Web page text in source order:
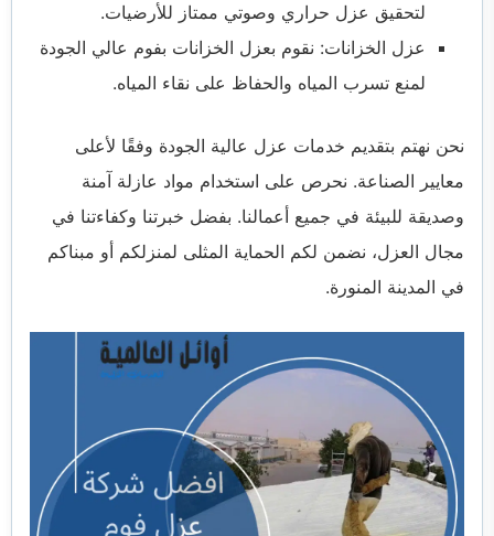
لتحقيق عزل حراري وصوتي ممتاز للأرضيات.
عزل الخزانات: نقوم بعزل الخزانات بفوم عالي الجودة
لمنع تسرب المياه والحفاظ على نقاء المياه.
نحن نهتم بتقديم خدمات عزل عالية الجودة وفقًا لأعلى
معايير الصناعة. نحرص على استخدام مواد عازلة آمنة
وصديقة للبيئة في جميع أعمالنا. بفضل خبرتنا وكفاءتنا في
مجال العزل، نضمن لكم الحماية المثلى لمنزلكم أو مبناكم
في المدينة المنورة.